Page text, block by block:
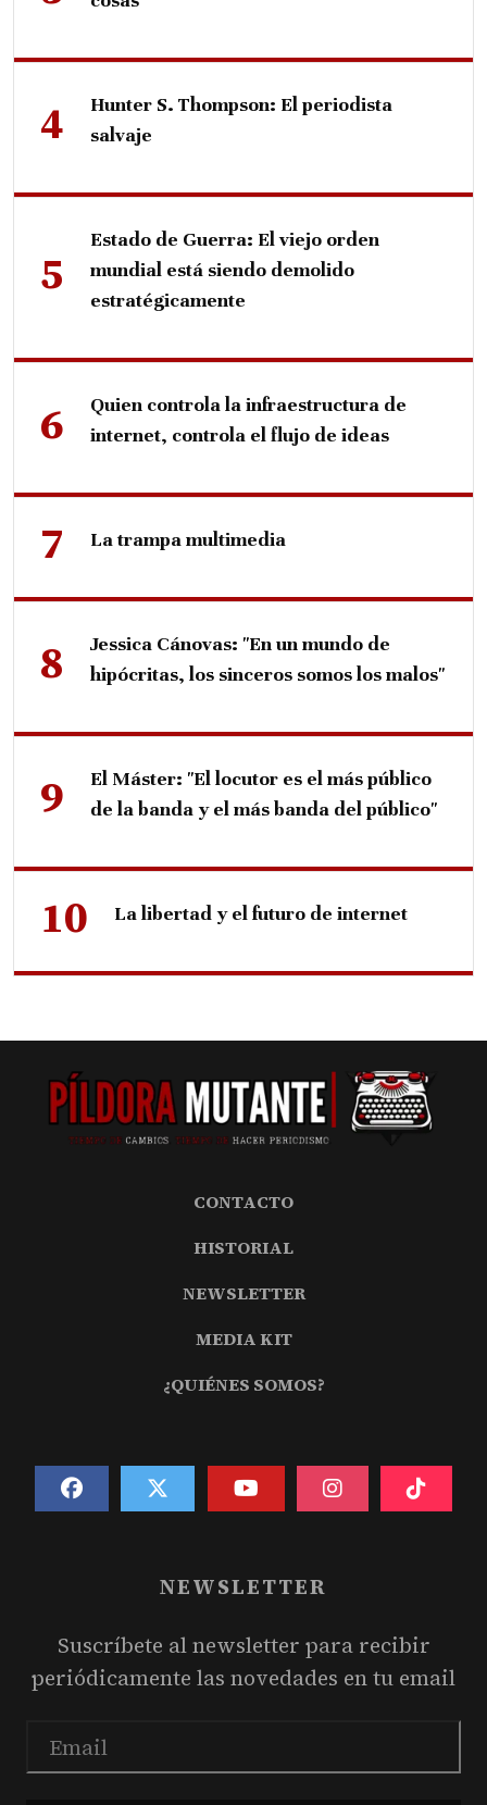
Hunter S. Thompson: El periodista
salvaje
Estado de Guerra: El viejo orden
mundial está siendo demolido
estratégicamente
Quien controla la infraestructura de
internet, controla el flujo de ideas
La trampa multimedia
Jessica Cánovas: "En un mundo de
hipócritas, los sinceros somos los malos"
El Máster: "El locutor es el más público
de la banda y el más banda del público"
La libertad y el futuro de internet
CONTACTO
HISTORIAL
NEWSLETTER
MEDIA KIT
¿QUIÉNES SOMOS?
NEWSLETTER
Suscríbete al newsletter para recibir
periódicamente las novedades en tu email